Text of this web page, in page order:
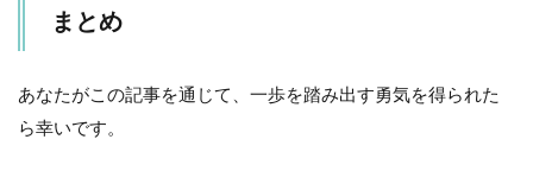
まとめ
あなたがこの記事を通じて、一歩を踏み出す勇気を得られた
ら幸いです。